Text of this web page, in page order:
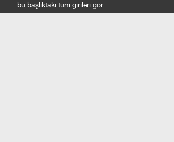
bu başlıktaki tüm girileri gör